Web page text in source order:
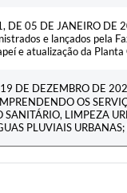
DE 05 DE JANEIRO DE
e lançados pela
e atualização da
DE DEZEMBRO DE
OS
SANITÁRIO, LIMPEZA
PLUVIAIS